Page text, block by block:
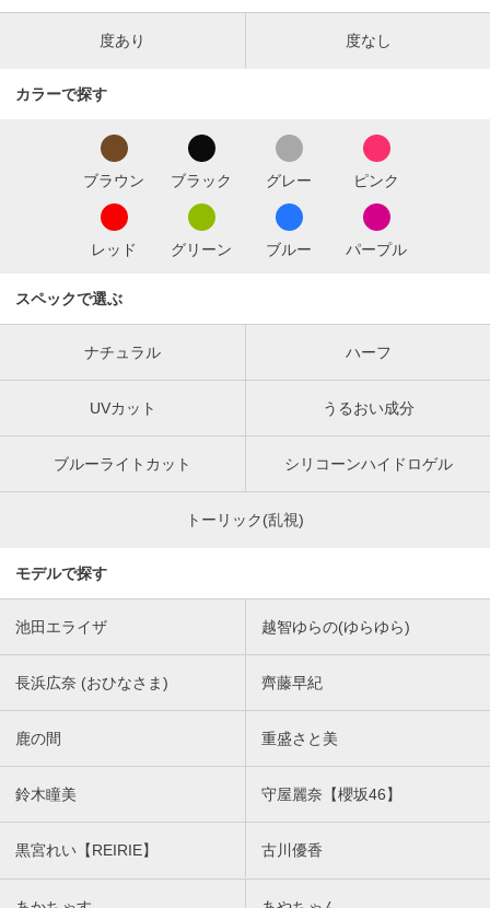
度あり 度なし
カラーで探す
ブラウン ブラック グレー ピンク
レッド グリーン ブルー パープル
スペックで選ぶ
ナチュラル ハーフ
UVカット うるおい成分
ブルーライトカット シリコーンハイドロゲル
トーリック(乱視)
モデルで探す
池田エライザ 越智ゆらの(ゆらゆら)
長浜広奈 (おひなさま) 齊藤早紀
鹿の間 重盛さと美
鈴木瞳美 守屋麗奈【櫻坂46】
黒宮れい【REIRIE】 古川優香